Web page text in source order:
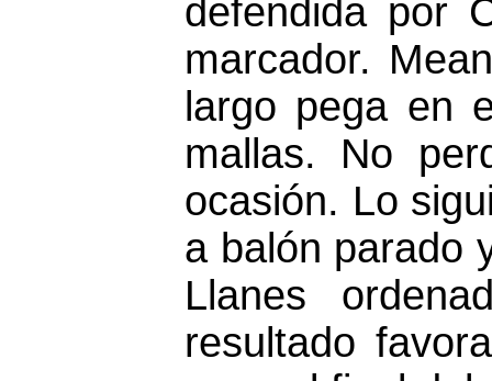
defendida por
marcador.
largo pega en
mallas. No
ocasión. Lo
a balón parado
Llanes
resultado